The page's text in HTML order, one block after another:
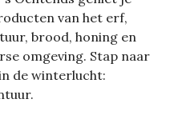
van het erf,
brood, honing en
omgeving. Stap naar
de winterlucht: